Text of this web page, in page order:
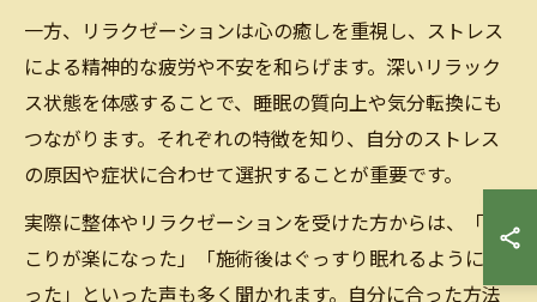
一方、リラクゼーションは心の癒しを重視し、ストレス
による精神的な疲労や不安を和らげます。深いリラック
ス状態を体感することで、睡眠の質向上や気分転換にも
つながります。それぞれの特徴を知り、自分のストレス
の原因や症状に合わせて選択することが重要です。
実際に整体やリラクゼーションを受けた方からは、「肩
こりが楽になった」「施術後はぐっすり眠れるようにな
った」といった声も多く聞かれます。自分に合った方法